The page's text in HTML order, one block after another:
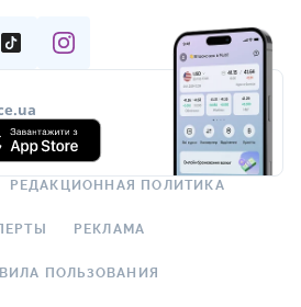
РЕДАКЦИОННАЯ ПОЛИТИКА
РЕКЛАМА
ПОЛЬЗОВАНИЯ